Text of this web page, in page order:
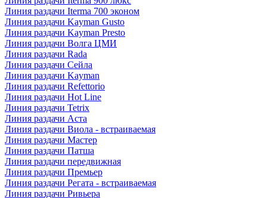
Линия раздачи Iterma 700 эконом
Линия раздачи Kayman Gusto
Линия раздачи Kayman Presto
Линия раздачи Волга ЦМИ
Линия раздачи Rada
Линия раздачи Сейла
Линия раздачи Kayman
Линия раздачи Refettorio
Линия раздачи Hot Line
Линия раздачи Tetrix
Линия раздачи Аста
Линия раздачи Виола - встраиваемая
Линия раздачи Мастер
Линия раздачи Патша
Линия раздачи передвижная
Линия раздачи Премьер
Линия раздачи Регата - встраиваемая
Линия раздачи Ривьера